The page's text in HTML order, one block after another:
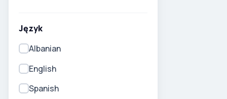
Język
Albanian
English
Spanish